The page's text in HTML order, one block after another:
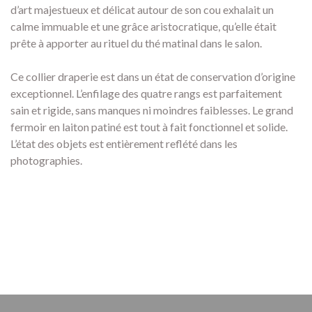
d’art majestueux et délicat autour de son cou exhalait un
calme immuable et une grâce aristocratique, qu’elle était
prête à apporter au rituel du thé matinal dans le salon.
Ce collier draperie est dans un état de conservation d’origine
exceptionnel. L’enfilage des quatre rangs est parfaitement
sain et rigide, sans manques ni moindres faiblesses. Le grand
fermoir en laiton patiné est tout à fait fonctionnel et solide.
L’état des objets est entièrement reflété dans les
photographies.